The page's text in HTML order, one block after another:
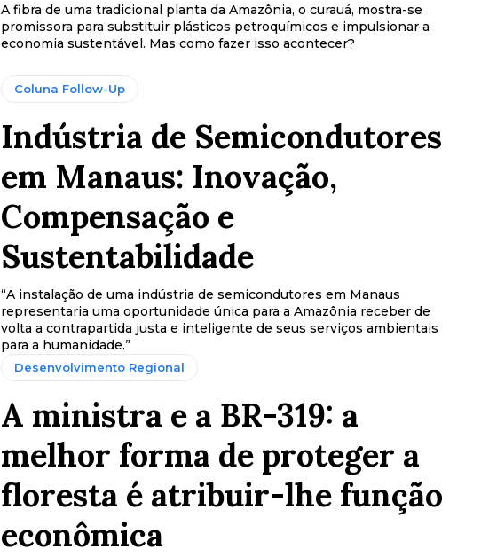
A fibra de uma tradicional planta da Amazônia, o curauá, mostra-se
promissora para substituir plásticos petroquímicos e impulsionar a
economia sustentável. Mas como fazer isso acontecer?
Coluna Follow-Up
Indústria de Semicondutores
em Manaus: Inovação,
Compensação e
Sustentabilidade
“A instalação de uma indústria de semicondutores em Manaus
representaria uma oportunidade única para a Amazônia receber de
volta a contrapartida justa e inteligente de seus serviços ambientais
para a humanidade.”
Desenvolvimento Regional
A ministra e a BR-319: a
melhor forma de proteger a
floresta é atribuir-lhe função
econômica